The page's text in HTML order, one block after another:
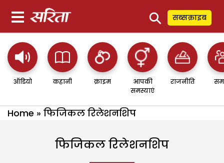
⚲ सब्सक्राइब
ऑडियो कहानी क्राइम
आपकी
समस्याएं
राजनीति
Home » फिजिकल रिलेशनशिप
फिजिकल रिलेशनशिप